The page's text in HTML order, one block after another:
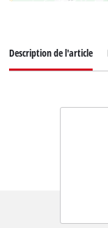
Description de l'article